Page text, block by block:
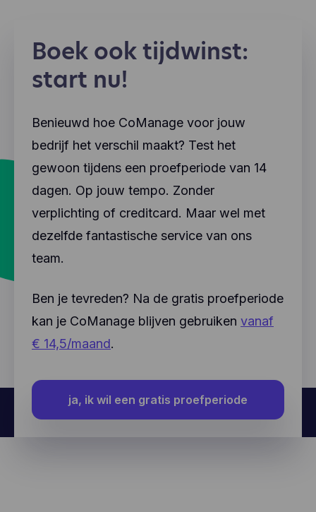
Boek ook tijdwinst:
start nu!
Benieuwd hoe CoManage voor jouw
bedrijf het verschil maakt? Test het
gewoon tijdens een proefperiode van 14
dagen. Op jouw tempo. Zonder
verplichting of creditcard. Maar wel met
dezelfde fantastische service van ons
team.
Ben je tevreden? Na de gratis proefperiode
kan je CoManage blijven gebruiken vanaf
€ 14,5/maand.
ja, ik wil een gratis proefperiode